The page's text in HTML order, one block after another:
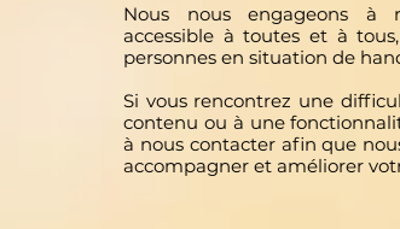
Nous nous engageons à
accessible à toutes et à
personnes en situation de
Si vous rencontrez une
contenu ou à une
à nous contacter afin que
accompagner et améliorer